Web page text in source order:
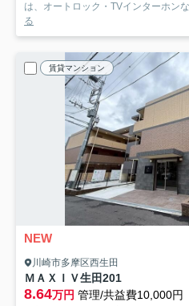
は、オートロック・TVインターホン
る
賃貸マンション
NEW
川崎市多摩区西生田
ＭＡＸＩＶ生田201
8.64万円 管理/共益費10,000円